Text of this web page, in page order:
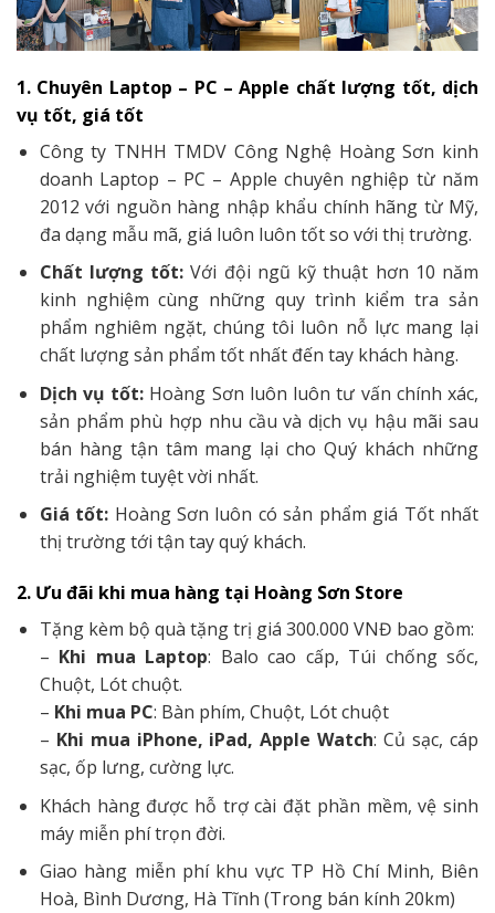
1. Chuyên Laptop – PC – Apple chất lượng tốt, dịch
vụ tốt, giá tốt
Công ty TNHH TMDV Công Nghệ Hoàng Sơn kinh
doanh Laptop – PC – Apple chuyên nghiệp từ năm
2012 với nguồn hàng nhập khẩu chính hãng từ Mỹ,
đa dạng mẫu mã, giá luôn luôn tốt so với thị trường.
Chất lượng tốt: Với đội ngũ kỹ thuật hơn 10 năm
kinh nghiệm cùng những quy trình kiểm tra sản
phẩm nghiêm ngặt, chúng tôi luôn nỗ lực mang lại
chất lượng sản phẩm tốt nhất đến tay khách hàng.
Dịch vụ tốt: Hoàng Sơn luôn luôn tư vấn chính xác,
sản phẩm phù hợp nhu cầu và dịch vụ hậu mãi sau
bán hàng tận tâm mang lại cho Quý khách những
trải nghiệm tuyệt vời nhất.
Giá tốt: Hoàng Sơn luôn có sản phẩm giá Tốt nhất
thị trường tới tận tay quý khách.
2. Ưu đãi khi mua hàng tại Hoàng Sơn Store
Tặng kèm bộ quà tặng trị giá 300.000 VNĐ bao gồm:
– Khi mua Laptop: Balo cao cấp, Túi chống sốc,
Chuột, Lót chuột.
– Khi mua PC: Bàn phím, Chuột, Lót chuột
– Khi mua iPhone, iPad, Apple Watch: Củ sạc, cáp
sạc, ốp lưng, cường lực.
Khách hàng được hỗ trợ cài đặt phần mềm, vệ sinh
máy miễn phí trọn đời.
Giao hàng miễn phí khu vực TP Hồ Chí Minh, Biên
Hoà, Bình Dương, Hà Tĩnh (Trong bán kính 20km)